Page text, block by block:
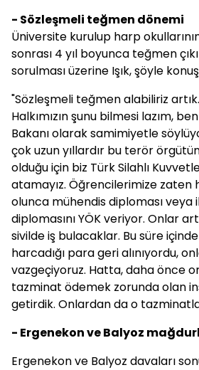
- Sözleşmeli teğmen dönemi
Üniversite kurulup harp
sonrası 4 yıl boyunca teğmen
sorulması üzerine Işık, şöyle
"Sözleşmeli teğmen alabiliriz
Halkımızın şunu bilmesi lazım,
Bakanı olarak samimiyetle
çok uzun yıllardır bu terör
olduğu için biz Türk Silahlı
atamayız. Öğrencilerimize zaten
olunca mühendis diploması veya
diplomasını YÖK veriyor. Onlar
sivilde iş bulacaklar. Bu süre
harcadığı para geri alınıyordu,
vazgeçiyoruz. Hatta, daha önce
tazminat ödemek zorunda olan
getirdik. Onlardan da o
- Ergenekon ve Balyoz
Ergenekon ve Balyoz davaları